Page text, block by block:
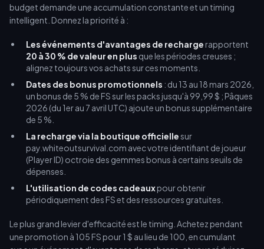
budget demande une accumulation constante et un timing
intelligent. Donnez la priorité à :
Les événements d'avantages de rechargerapportent
20 à 30 % de valeur en plus que les périodes creuses ;
alignez toujours vos achats sur ces moments.
Dates des bonus promotionnels : du 13 au 18 mars 2026,
un bonus de 5 % de FS sur les packs jusqu'à 99,99 $ ; Pâques
2026 (du 1er au 7 avril UTC) ajoute un bonus supplémentaire
de 5 %.
La recharge via la boutique officiellesur
pay.whiteoutsurvival.com avec votre identifiant de joueur
(Player ID) octroie des gemmes bonus à certains seuils de
dépenses.
L'utilisation de codes cadeauxpour obtenir
périodiquement des FS et des ressources gratuites.
Le plus grand levier d'efficacité est le timing. Achetez pendant
une promotion à 105 FS pour 1 $ au lieu de 100, en cumulant